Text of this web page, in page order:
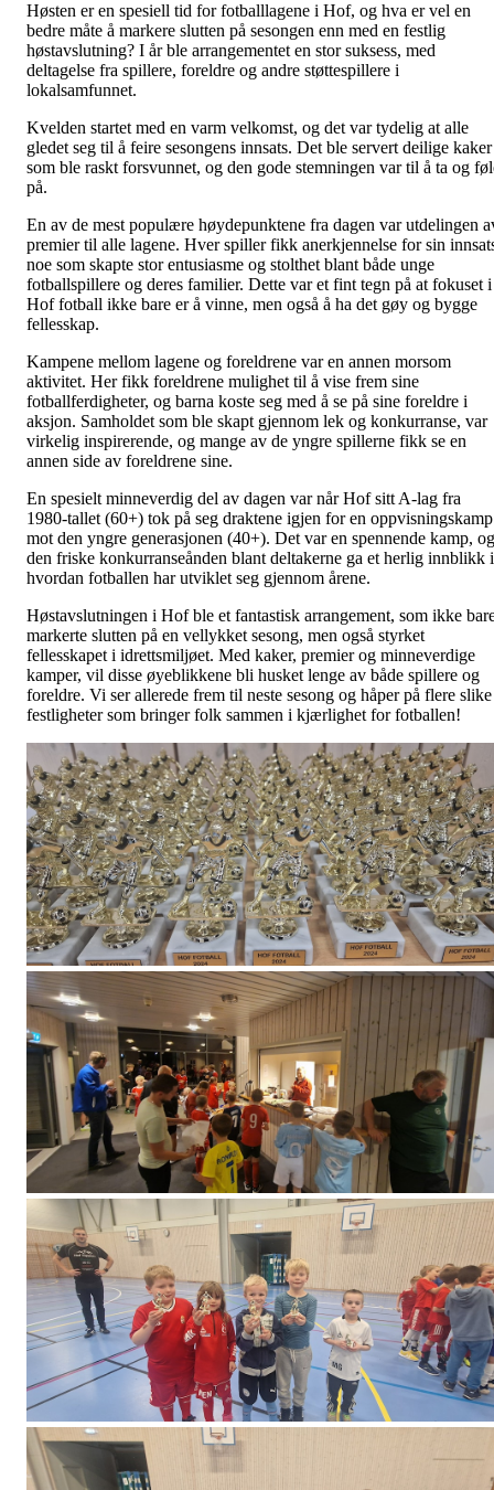
Høsten er en spesiell tid for fotballlagene i Hof, og hva er vel en
bedre måte å markere slutten på sesongen enn med en festlig
høstavslutning? I år ble arrangementet en stor suksess, med
deltagelse fra spillere, foreldre og andre støttespillere i
lokalsamfunnet.
Kvelden startet med en varm velkomst, og det var tydelig at alle
gledet seg til å feire sesongens innsats. Det ble servert deilige kaker
som ble raskt forsvunnet, og den gode stemningen var til å ta og
på.
En av de mest populære høydepunktene fra dagen var utdelingen
premier til alle lagene. Hver spiller fikk anerkjennelse for sin
noe som skapte stor entusiasme og stolthet blant både unge
fotballspillere og deres familier. Dette var et fint tegn på at fokuset i
Hof fotball ikke bare er å vinne, men også å ha det gøy og bygge
fellesskap.
Kampene mellom lagene og foreldrene var en annen morsom
aktivitet. Her fikk foreldrene mulighet til å vise frem sine
fotballferdigheter, og barna koste seg med å se på sine foreldre i
aksjon. Samholdet som ble skapt gjennom lek og konkurranse, var
virkelig inspirerende, og mange av de yngre spillerne fikk se en
annen side av foreldrene sine.
En spesielt minneverdig del av dagen var når Hof sitt A-lag fra
1980-tallet (60+) tok på seg draktene igjen for en oppvisningskamp
mot den yngre generasjonen (40+). Det var en spennende kamp, og
den friske konkurranseånden blant deltakerne ga et herlig innblikk i
hvordan fotballen har utviklet seg gjennom årene.
Høstavslutningen i Hof ble et fantastisk arrangement, som ikke
markerte slutten på en vellykket sesong, men også styrket
fellesskapet i idrettsmiljøet. Med kaker, premier og minneverdige
kamper, vil disse øyeblikkene bli husket lenge av både spillere og
foreldre. Vi ser allerede frem til neste sesong og håper på flere slike
festligheter som bringer folk sammen i kjærlighet for fotballen!